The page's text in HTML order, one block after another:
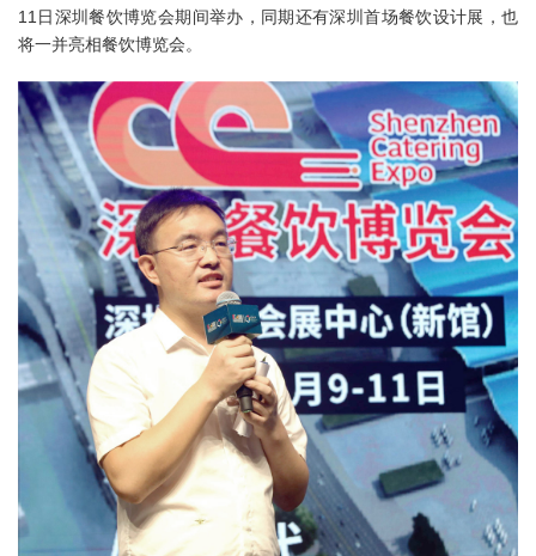
11日深圳餐饮博览会期间举办，同期还有深圳首场餐饮设计展，也
将一并亮相餐饮博览会。